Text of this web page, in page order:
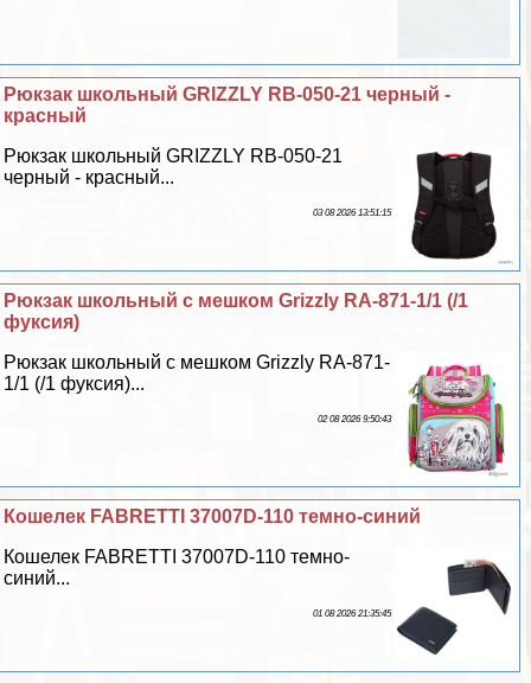
Рюкзак школьный GRIZZLY RB-050-21 черный -
красный
Рюкзак школьный GRIZZLY RB-050-21
черный - красный...
03 08 2026 13:51:15
Рюкзак школьный с мешком Grizzly RA-871-1/1 (/1
фуксия)
Рюкзак школьный с мешком Grizzly RA-871-
1/1 (/1 фуксия)...
02 08 2026 9:50:43
Кошелек FABRETTI 37007D-110 темно-синий
Кошелек FABRETTI 37007D-110 темно-
синий...
01 08 2026 21:35:45